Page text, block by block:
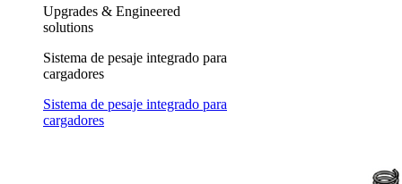
Upgrades & Engineered
solutions
Sistema de pesaje integrado para
cargadores
Sistema de pesaje integrado para
cargadores